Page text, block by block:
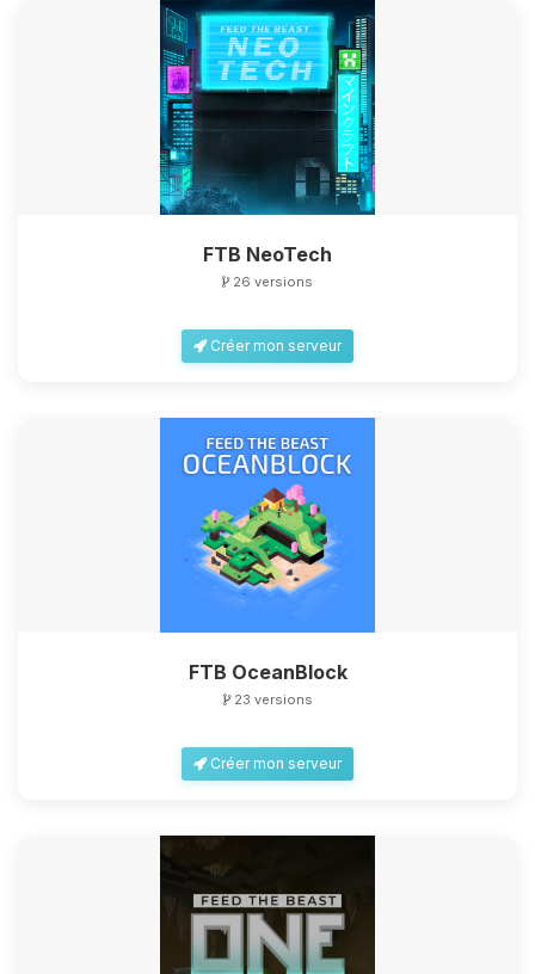
FTB NeoTech
26 versions
Créer mon serveur
FTB OceanBlock
23 versions
Créer mon serveur